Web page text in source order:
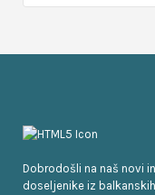
Dobrodošli na naš novi
doseljenike iz